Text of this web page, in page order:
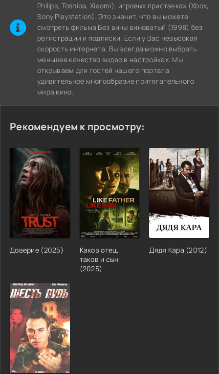
Philips, Toshiba, Xiaomi), игровых приставках (Xbox,
Sony Playstation). Это значит, что вы можете
cмотреть фильма Без вины виноватый (1998) без
регистрации и подписки. Если у Вас невысокая
скорость интернета, Вы всегда можно выбрать
меньшее качество видео в настройках. Мы
открываем для гостей нашего портала
удивительное многообразие притягательного
мира кино.
Рекомендуем к просмотру:
Доверие (2025)
Каков отец,
таков и сын
(2025)
Дядя Кара (2012)